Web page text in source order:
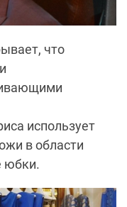
что
использует
в области
юбки.